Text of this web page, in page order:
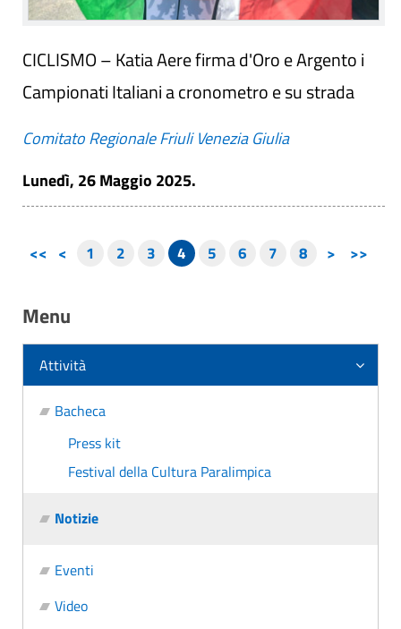
CICLISMO – Katia Aere firma d'Oro e Argento i
Campionati Italiani a cronometro e su strada
Comitato Regionale Friuli Venezia Giulia
Lunedì, 26 Maggio 2025.
<< < 1 2 3 4 5 6 7 8 > >>
Menu
Attività
Bacheca
Press kit
Festival della Cultura Paralimpica
Notizie
Eventi
Video